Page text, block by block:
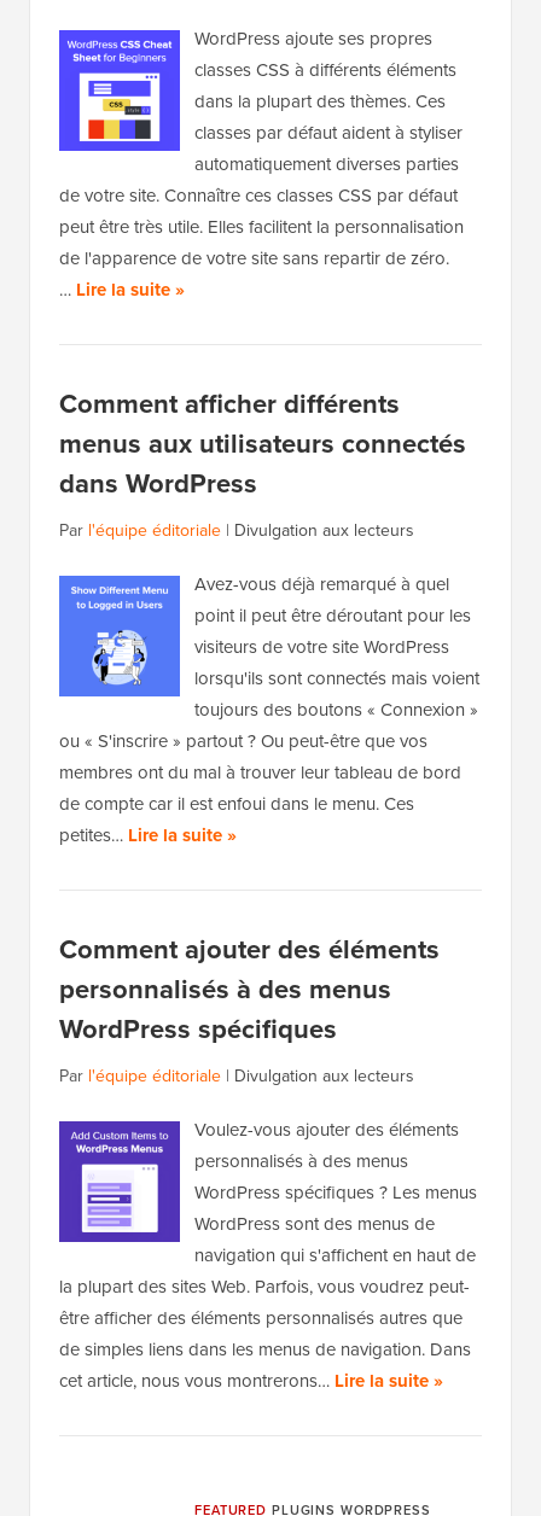
WordPress ajoute ses propres
classes CSS à différents éléments
dans la plupart des thèmes. Ces
classes par défaut aident à styliser
automatiquement diverses parties
de votre site. Connaître ces classes CSS par défaut
peut être très utile. Elles facilitent la personnalisation
de l'apparence de votre site sans repartir de zéro.
… Lire la suite »
Comment afficher différents
menus aux utilisateurs connectés
dans WordPress
Par l'équipe éditoriale | Divulgation aux lecteurs
Avez-vous déjà remarqué à quel
point il peut être déroutant pour les
visiteurs de votre site WordPress
lorsqu'ils sont connectés mais voient
toujours des boutons « Connexion »
ou « S'inscrire » partout ? Ou peut-être que vos
membres ont du mal à trouver leur tableau de bord
de compte car il est enfoui dans le menu. Ces
petites… Lire la suite »
Comment ajouter des éléments
personnalisés à des menus
WordPress spécifiques
Par l'équipe éditoriale | Divulgation aux lecteurs
Voulez-vous ajouter des éléments
personnalisés à des menus
WordPress spécifiques ? Les menus
WordPress sont des menus de
navigation qui s'affichent en haut de
la plupart des sites Web. Parfois, vous voudrez peut-
être afficher des éléments personnalisés autres que
de simples liens dans les menus de navigation. Dans
cet article, nous vous montrerons… Lire la suite »
FEATURED PLUGINS WORDPRESS